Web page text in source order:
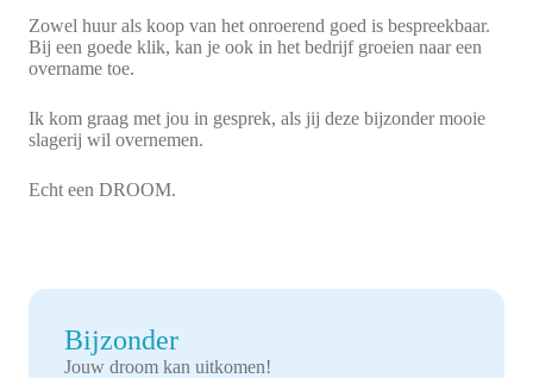
Zowel huur als koop van het onroerend goed is bespreekbaar.
Bij een goede klik, kan je ook in het bedrijf groeien naar een
overname toe.
Ik kom graag met jou in gesprek, als jij deze bijzonder mooie
slagerij wil overnemen.
Echt een DROOM.
Bijzonder
Jouw droom kan uitkomen!